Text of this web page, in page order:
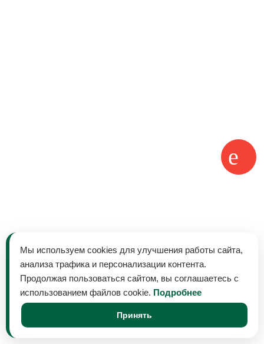
Мы используем cookies для улучшения работы сайта,
анализа трафика и персонализации контента.
Продолжая пользоваться сайтом, вы соглашаетесь с
использованием файлов cookie. Подробнее
Принять